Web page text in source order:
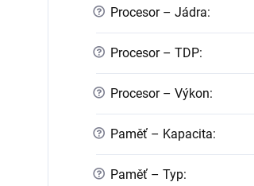
? Procesor – Jádra:
? Procesor – TDP:
? Procesor – Výkon:
? Paměť – Kapacita:
? Paměť – Typ: